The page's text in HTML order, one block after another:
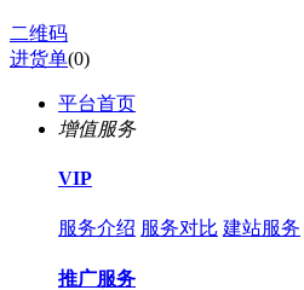
二维码
进货单(0)
平台首页
增值服务
VIP
服务介绍 服务对比 建站服务
推广服务